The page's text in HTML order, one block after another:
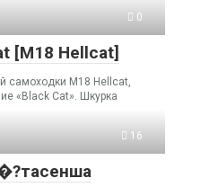
0
[M18 Hellcat]
самоходки M18 Hellcat,
«Black Cat». Шкурка
16